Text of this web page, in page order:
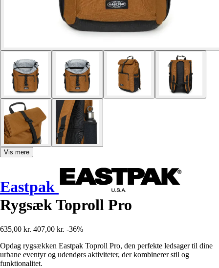
Vis mere
Eastpak
Rygsæk Toproll Pro
635,00 kr. 407,00 kr. -36%
Opdag rygsækken Eastpak Toproll Pro, den perfekte ledsager til dine
urbane eventyr og udendørs aktiviteter, der kombinerer stil og
funktionalitet.